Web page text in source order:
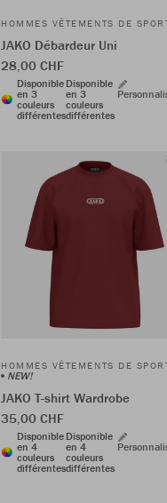
HOMMES VÊTEMENTS DE
JAKO Débardeur Uni
28,00 CHF
Disponible
en 3
couleurs
différentes
Disponible
en 3
couleurs
différentes
HOMMES VÊTEMENTS DE
NEW!
JAKO T-shirt Wardrobe
35,00 CHF
Disponible
en 4
couleurs
différentes
Disponible
en 4
couleurs
différentes